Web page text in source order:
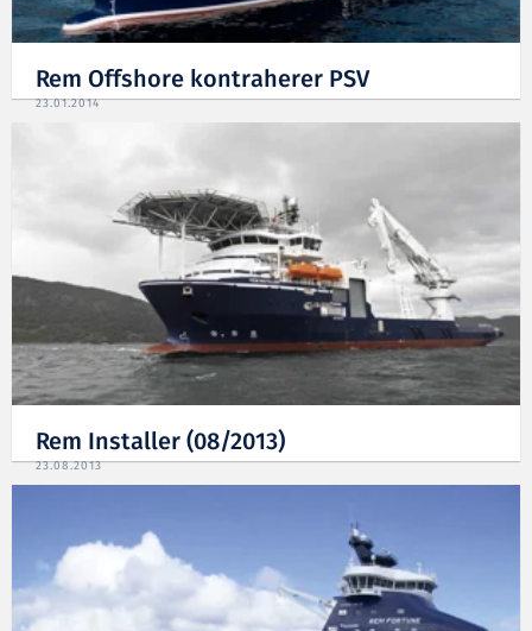
Rem Offshore kontraherer PSV
23.01.2014
Rem Installer (08/2013)
23.08.2013